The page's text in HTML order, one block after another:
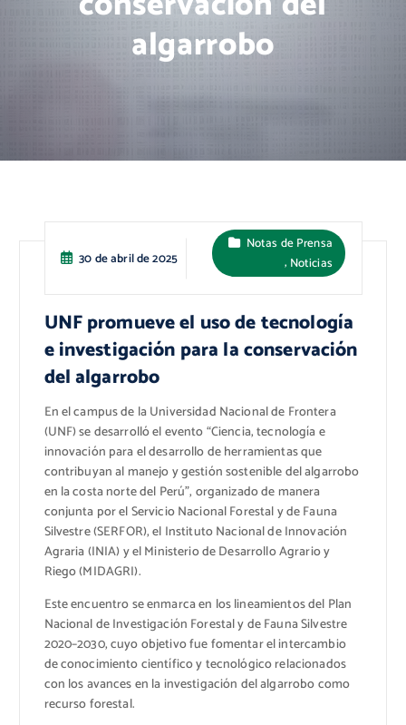
algarrobo
30 de abril de 2025
Notas de Prensa
, Noticias
UNF promueve el uso de tecnología
e investigación para la conservación
del algarrobo
En el campus de la Universidad Nacional de Frontera
(UNF) se desarrolló el evento “Ciencia, tecnología e
innovación para el desarrollo de herramientas que
contribuyan al manejo y gestión sostenible del algarrobo
en la costa norte del Perú”, organizado de manera
conjunta por el Servicio Nacional Forestal y de Fauna
Silvestre (SERFOR), el Instituto Nacional de Innovación
Agraria (INIA) y el Ministerio de Desarrollo Agrario y
Riego (MIDAGRI).
Este encuentro se enmarca en los lineamientos del Plan
Nacional de Investigación Forestal y de Fauna Silvestre
2020–2030, cuyo objetivo fue fomentar el intercambio
de conocimiento científico y tecnológico relacionados
con los avances en la investigación del algarrobo como
recurso forestal.